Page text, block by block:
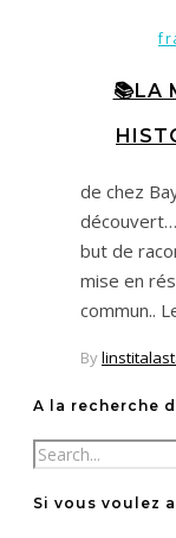
📚LA
de chez Bayard Milan BelgiqueUne belle
but de
mise en
commun..
By
A la recherche
Si vous voulez